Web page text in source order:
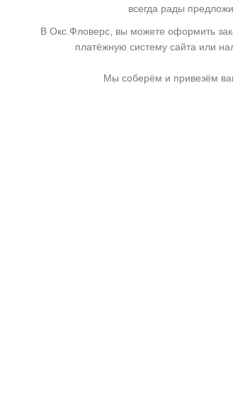
всегда рады
В Окс.Фловерс, вы можете оформить
платёжную систему сайта или
Мы соберём и привезём